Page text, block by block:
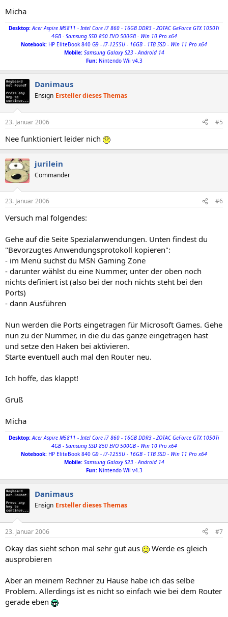
Micha
Desktop:Acer Aspire M5811 - Intel Core i7 860 - 16GB DDR3 - ZOTAC GeForce GTX 1050Ti
4GB - Samsung SSD 850 EVO 500GB - Win 10 Pro x64
Notebook: HP EliteBook 840 G9 - i7-1255U - 16GB - 1TB SSD - Win 11 Pro x64
Mobile: Samsung Galaxy S23 - Android 14
Fun: Nintendo Wii v4.3
Danimaus
Ensign Ersteller dieses Themas
23. Januar 2006 #5
Nee funktioniert leider nich
jurilein
Commander
23. Januar 2006 #6
Versuch mal folgendes:
Gehe auf die Seite Spezialanwendungen. Unten findest du
"Bevorzugtes Anwendungsprotokoll kopieren":
- im Menü suchst du MSN Gaming Zone
- darunter wählst du eine Nummer, unter der oben noch
nichts definiert ist (also bei der noch nichts steht bei den
Ports)
- dann Ausführen
Nun werden die Ports eingetragen für Microsoft Games. Gehe
nun zu der Nummer, in die du das ganze eingetragen hast
und setze den Haken bei aktivieren.
Starte eventuell auch mal den Router neu.
Ich hoffe, das klappt!
Gruß
Micha
Desktop:Acer Aspire M5811 - Intel Core i7 860 - 16GB DDR3 - ZOTAC GeForce GTX 1050Ti
4GB - Samsung SSD 850 EVO 500GB - Win 10 Pro x64
Notebook: HP EliteBook 840 G9 - i7-1255U - 16GB - 1TB SSD - Win 11 Pro x64
Mobile: Samsung Galaxy S23 - Android 14
Fun: Nintendo Wii v4.3
Danimaus
Ensign Ersteller dieses Themas
23. Januar 2006 #7
Okay das sieht schon mal sehr gut aus
Werde es gleich
ausprobieren
Aber an meinem Rechner zu Hause habe ich das selbe
Problem. Allerdings ist es nicht so einfach wie bei dem Router
gerade eben